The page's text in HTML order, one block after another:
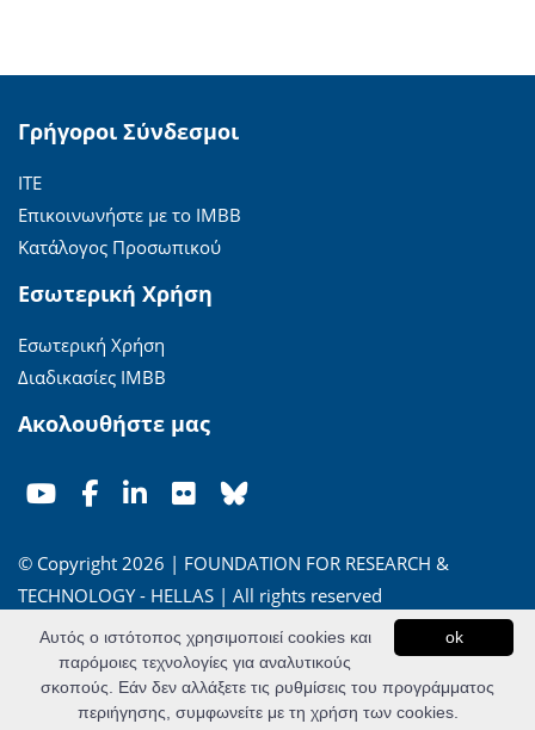
Γρήγοροι Σύνδεσμοι
ΙΤΕ
Επικοινωνήστε με το ΙΜΒΒ
Κατάλογος Προσωπικού
Εσωτερική Χρήση
Εσωτερική Χρήση
Διαδικασίες ΙΜΒΒ
Ακολουθήστε μας
© Copyright 2026 | FOUNDATION FOR RESEARCH &
TECHNOLOGY - HELLAS | All rights reserved
'Οροι Χρήσης|Πολιτική Απορρήτου
Powered byApogee Information Systems
ok
Αυτός ο ιστότοπος χρησιμοποιεί cookies και
παρόμοιες τεχνολογίες για αναλυτικούς
σκοπούς. Εάν δεν αλλάξετε τις ρυθμίσεις του προγράμματος
περιήγησης, συμφωνείτε με τη χρήση των cookies.